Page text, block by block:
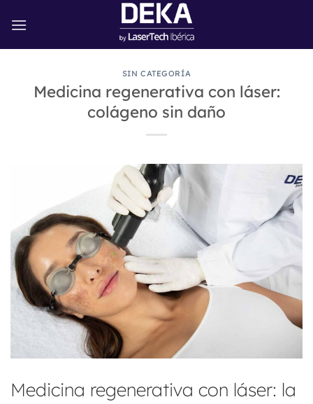
SIN CATEGORÍA
Medicina regenerativa con láser:
colágeno sin daño
Medicina regenerativa con láser: la